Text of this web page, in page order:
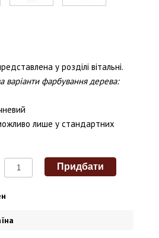
у розділі вітальні.
варіанти фарбування дерева:
лише у стандартних